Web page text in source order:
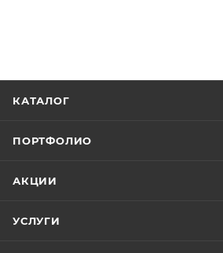
КАТАЛОГ
ПОРТФОЛИО
АКЦИИ
УСЛУГИ